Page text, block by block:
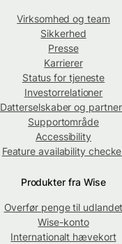
Virksomhed og team
Sikkerhed
Presse
Karrierer
Status for tjeneste
Investorrelationer
Datterselskaber og
Supportområde
Accessibility
Feature availability
Produkter fra Wise
Overfør penge til udlandet
Wise-konto
Internationalt hævekort